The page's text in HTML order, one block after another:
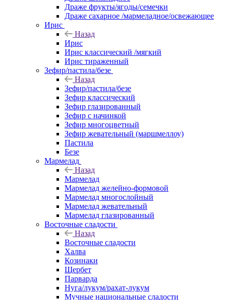
Драже фрукты/ягоды/семечки
Драже сахарное /мармеладное/освежающее
Ирис
Назад
Ирис
Ирис классический /мягкий
Ирис тираженный
Зефир/пастила/безе
Назад
Зефир/пастила/безе
Зефир классический
Зефир глазированный
Зефир с начинкой
Зефир многоцветный
Зефир жевательный (маршмеллоу)
Пастила
Безе
Мармелад
Назад
Мармелад
Мармелад желейно-формовой
Мармелад многослойный
Мармелад жевательный
Мармелад глазированный
Восточные сладости
Назад
Восточные сладости
Халва
Козинаки
Щербет
Парварда
Нуга/лукум/рахат-лукум
Мучные национальные сладости